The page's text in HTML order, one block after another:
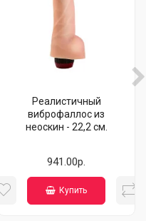
Реалистичный
виброфаллос из
неоскин - 22,2 см.
941.00р.
Купить